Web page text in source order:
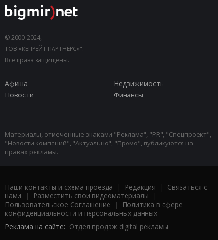
© 2000-2024,
ТОВ «КЕПРЕЙТ ПАРТНЕРС»".
Все права защищены.
Афиша
Недвижимость
Новости
Финансы
Материалы, отмеченные знаками "Реклама", "PR", "Спецпроект",
"Новости компаний", "Актуально", "Промо", публикуются на
правах рекламы.
Наши контакты и схема проезда | Редакция | Связаться с
нами | Разместить свои видеоматериалы |
Пользовательское Соглашение |
Политика в сфере
конфиденциальности и персональных данных
Реклама на сайте: Отдел продаж digital рекламы